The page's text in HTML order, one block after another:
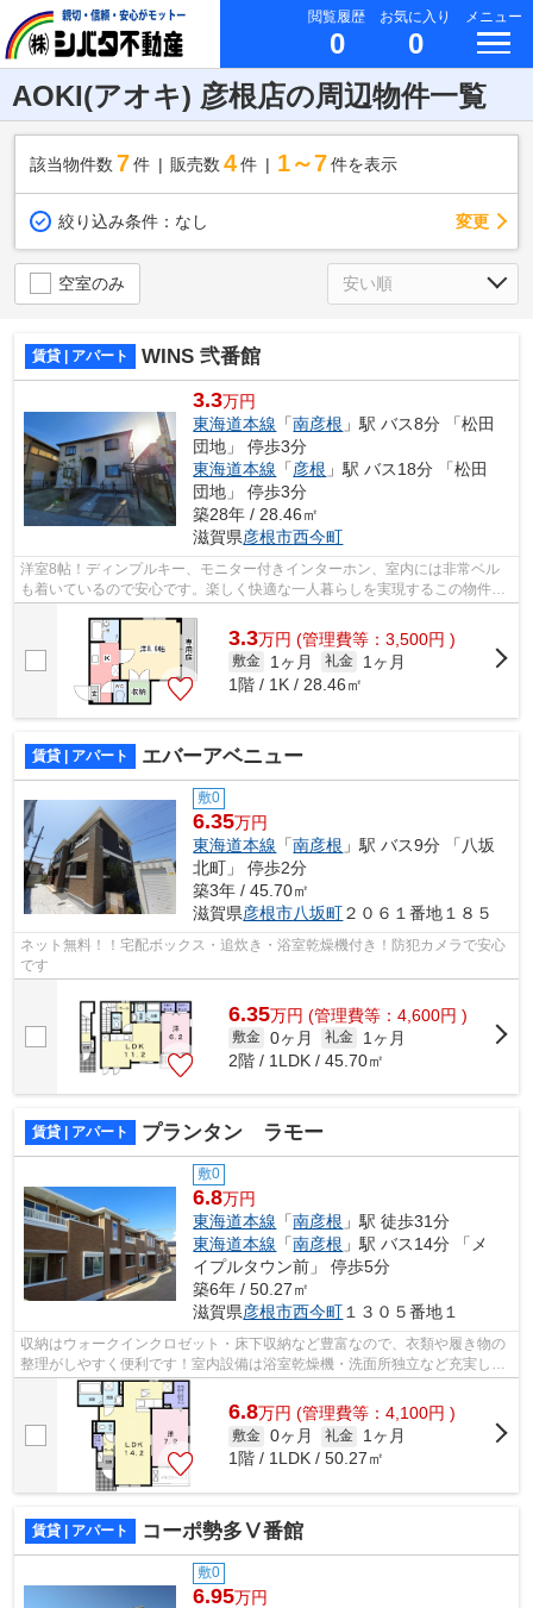
閲覧履歴
0
お気に入り
0
メニュー
AOKI(アオキ) 彦根店の周辺物件一覧
該当物件数 7件 販売数 4 件 1～7 件を表示
絞り込み条件： なし 変更
空室のみ
賃貸 | アパート WINS 弐番館
3.3万円
東海道本線 「南彦根 」駅 バス8分 「松田
団地」 停歩3分
東海道本線 「彦根 」駅 バス18分 「松田
団地」 停歩3分
築28年 / 28.46㎡
滋賀県彦根市西今町
洋室8帖！ディンプルキー、モニター付きインターホン、室内には非常ベル
も着いているので安心です。楽しく快適な一人暮らしを実現するこの物件。
3.3万円 (管理費等：3,500円 )
敷金 1ヶ月 礼金
1ヶ月
1階 / 1K / 28.46㎡
賃貸 | アパート エバーアベニュー
敷0
6.35万円
東海道本線 「南彦根 」駅 バス9分 「八坂
北町」 停歩2分
築3年 / 45.70㎡
滋賀県彦根市八坂町２０６１番地１８５
ネット無料！！宅配ボックス・追炊き・浴室乾燥機付き！防犯カメラで安心
です
6.35万円 (管理費等：4,600円 )
敷金 0ヶ月 礼金
1ヶ月
2階 / 1LDK / 45.70㎡
賃貸 | アパート プランタン ラモー
敷0
6.8万円
東海道本線 「南彦根 」駅 徒歩31分
東海道本線 「南彦根 」駅 バス14分 「メ
イプルタウン前」 停歩5分
築6年 / 50.27㎡
滋賀県彦根市西今町 １３０５番地１
収納はウォークインクロゼット・床下収納など豊富なので、衣類や履き物の
整理がしやすく便利です！室内設備は浴室乾燥機・洗面所独立など充実した
設備を備え付けています！来訪者の顔...
6.8万円 (管理費等：4,100円 )
敷金 0ヶ月 礼金
1ヶ月
1階 / 1LDK / 50.27㎡
賃貸 | アパート コーポ勢多Ⅴ番館
敷0
6.95万円